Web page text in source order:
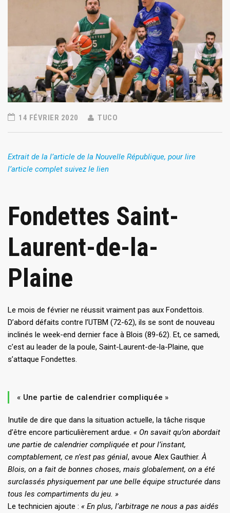
14 FÉVRIER 2020 TUCO
Extrait de la l’article de la Nouvelle République, pour lire
l’article complet suivez le lien
Fondettes Saint-
Laurent-de-la-
Plaine
Le mois de février ne réussit vraiment pas aux Fondettois.
D’abord défaits contre l’UTBM (72-62), ils se sont de nouveau
inclinés le week-end dernier face à Blois (89-62). Et, ce samedi,
c’est au leader de la poule, Saint-Laurent-de-la-Plaine, que
s’attaque Fondettes.
« Une partie de calendrier compliquée »
Inutile de dire que dans la situation actuelle, la tâche risque
d’être encore particulièrement ardue. « On savait qu’on abordait
une partie de calendrier compliquée et pour l’instant,
comptablement, ce n’est pas génial, avoue Alex Gauthier. À
Blois, on a fait de bonnes choses, mais globalement, on a été
surclassés physiquement par une belle équipe structurée dans
tous les compartiments du jeu. »
Le technicien ajoute : « En plus, l’arbitrage ne nous a pas aidés